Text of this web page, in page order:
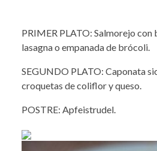
PRIMER PLATO: Salmorejo con
lasagna o empanada de brócoli.
SEGUNDO PLATO: Caponata
croquetas de coliflor y queso.
POSTRE: Apfeistrudel.